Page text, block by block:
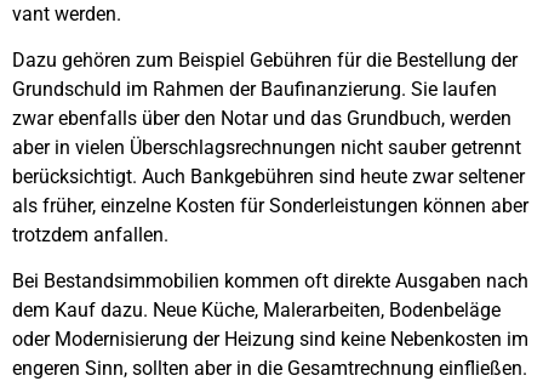
vant wer­den.
Dazu gehö­ren zum Bei­spiel Gebüh­ren für die Bestel­lung der
Grund­schuld im Rah­men der Bau­fi­nan­zie­rung. Sie lau­fen
zwar eben­falls über den Notar und das Grund­buch, wer­den
aber in vie­len Über­schlags­rech­nun­gen nicht sau­ber getrennt
berück­sich­tigt. Auch Bank­ge­büh­ren sind heu­te zwar sel­te­ner
als frü­her, ein­zel­ne Kos­ten für Son­der­leis­tun­gen kön­nen aber
trotz­dem anfal­len.
Bei Bestands­im­mo­bi­li­en kom­men oft direk­te Aus­ga­ben nach
dem Kauf dazu. Neue Küche, Maler­ar­bei­ten, Boden­be­lä­ge
oder Moder­ni­sie­rung der Hei­zung sind kei­ne Neben­kos­ten im
enge­ren Sinn, soll­ten aber in die Gesamt­rech­nung ein­flie­ßen.